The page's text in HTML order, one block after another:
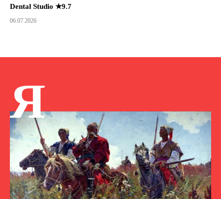
Dental Studio ★9.7
06.07.2026
Я